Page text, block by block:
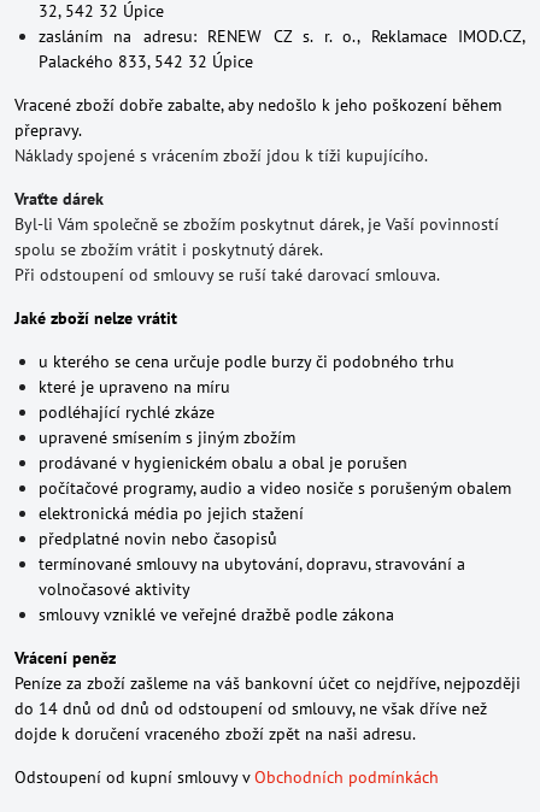
32, 542 32 Úpice
zasláním na adresu: RENEW CZ s. r. o., Reklamace IMOD.CZ,
Palackého 833, 542 32 Úpice
Vracené zboží dobře zabalte, aby nedošlo k jeho poškození během
přepravy.
Náklady spojené s vrácením zboží jdou k tíži kupujícího.
Vraťte dárek
Byl-li Vám společně se zbožím poskytnut dárek, je Vaší povinností
spolu se zbožím vrátit i poskytnutý dárek.
Při odstoupení od smlouvy se ruší také darovací smlouva.
Jaké zboží nelze vrátit
u kterého se cena určuje podle burzy či podobného trhu
které je upraveno na míru
podléhající rychlé zkáze
upravené smísením s jiným zbožím
prodávané v hygienickém obalu a obal je porušen
počítačové programy, audio a video nosiče s porušeným obalem
elektronická média po jejich stažení
předplatné novin nebo časopisů
termínované smlouvy na ubytování, dopravu, stravování a
volnočasové aktivity
smlouvy vzniklé ve veřejné dražbě podle zákona
Vrácení peněz
Peníze za zboží zašleme na váš bankovní účet co nejdříve, nejpozději
do 14 dnů od dnů od odstoupení od smlouvy, ne však dříve než
dojde k doručení vraceného zboží zpět na naši adresu.
Odstoupení od kupní smlouvy v Obchodních podmínkách